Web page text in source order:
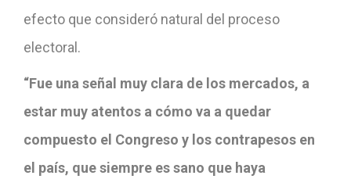
efecto que consideró natural del proceso
electoral.
“Fue una señal muy clara de los mercados, a
estar muy atentos a cómo va a quedar
compuesto el Congreso y los contrapesos en
el país, que siempre es sano que haya